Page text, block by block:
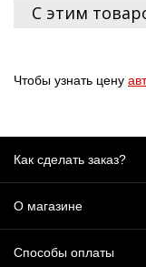
С этим
Чтобы узнать цену
Как сделать заказ?
О магазине
Способы оплаты